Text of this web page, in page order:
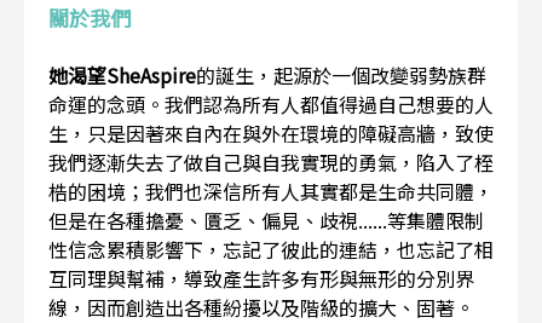
關於我們
她渴望SheAspire的誕生，起源於一個改變弱勢族群
命運的念頭。我們認為所有人都值得過自己想要的人
生，只是因著來自內在與外在環境的障礙高牆，致使
我們逐漸失去了做自己與自我實現的勇氣，陷入了桎
梏的困境；我們也深信所有人其實都是生命共同體，
但是在各種擔憂、匱乏、偏見、歧視......等集體限制
性信念累積影響下，忘記了彼此的連結，也忘記了相
互同理與幫補，導致產生許多有形與無形的分別界
線，因而創造出各種紛擾以及階級的擴大、固著。